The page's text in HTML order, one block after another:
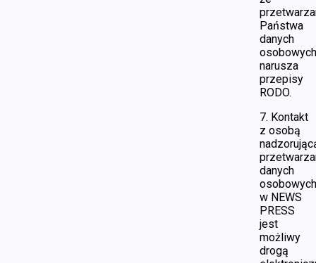
Państwa
danych
osobowych
narusza
przepisy
RODO.
7. Kontakt
z osobą
danych
osobowych
w NEWS
PRESS
jest
możliwy
drogą